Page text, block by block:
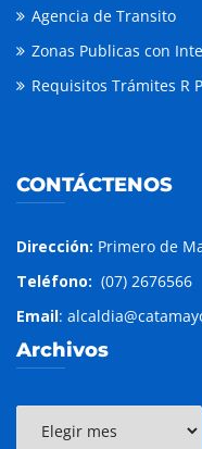
Agencia de Transito
Zonas Publicas con
Requisitos Trámites R
CONTÁCTENOS
Dirección: Primero de
Teléfono: (07) 2676566
Email:
Archivos